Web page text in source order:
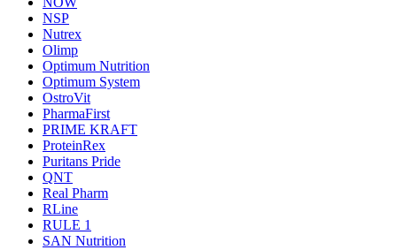
NSP
Nutrex
Olimp
Optimum Nutrition
Optimum System
OstroVit
PharmaFirst
PRIME KRAFT
ProteinRex
Puritans Pride
QNT
Real Pharm
RLine
RULE 1
SAN Nutrition